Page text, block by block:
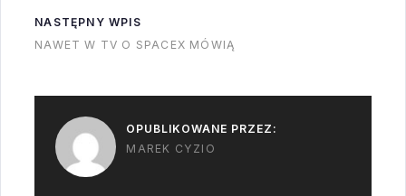
jest sprawdzenie czy
Gotujący się…
NASTĘPNY WPIS
NAWET W TV O SPACEX MÓWIĄ
OPUBLIKOWANE PRZEZ:
MAREK CYZIO